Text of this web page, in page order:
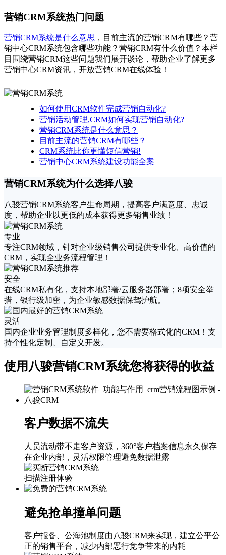
营销CRM系统热门问题
营销CRM系统是什么意思 ，目前主流的营销CRM有哪些？营
销中心CRM系统包含哪些功能？营销CRM有什么价值？本栏
目围绕营销CRM这些问题我们展开谈论，帮助企业了解更多
营销中心CRM资讯，开放营销CRM在线体验！
如何使用CRM软件完成营销自动化?
营销活动管理,CRM如何实现营销自动化?
营销CRM系统是什么意思？
目前主流的营销CRM有哪些？
CRM系统比你更懂短信营销!
营销中心CRM系统建设功能全案
营销CRM系统为什么选择八骏
八骏营销CRM系统客户生命周期，提高客户满意度、忠诚
度，帮助企业以更低的成本获得更多销售业绩！
专业
专注CRM领域，针对企业级销售公司提供专业化、高价值的
CRM，实现全业务流程管理！
安全
在线CRM私有化，支持本地部署/云服务器部署；8项安全举
措，银行级加密，为企业敏感数据保驾护航。
灵活
国内企业业务管理制度多样化，您不需要格式化的CRM！支
持个性化定制、自定义开发。
使用八骏营销CRM系统您将获得的收益
客户数据不流失
人员流动带不走客户资源，360°客户档案信息永久保存
在企业内部，灵活权限管理避免数据泄露
扫描注册体验
避免抢单撞单问题
客户报备、公海池制度由八骏CRM来实现，建立公平公
正的销售平台，减少内部恶行竞争带来的内耗